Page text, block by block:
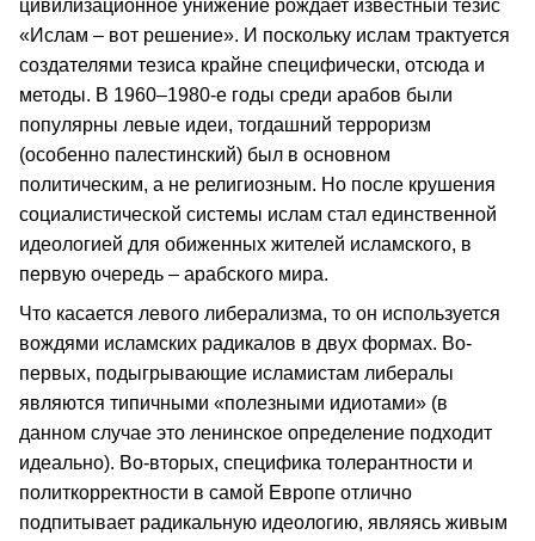
цивилизационное унижение рождает известный тезис
«Ислам – вот решение». И поскольку ислам трактуется
создателями тезиса крайне специфически, отсюда и
методы. В 1960–1980-е годы среди арабов были
популярны левые идеи, тогдашний терроризм
(особенно палестинский) был в основном
политическим, а не религиозным. Но после крушения
социалистической системы ислам стал единственной
идеологией для обиженных жителей исламского, в
первую очередь – арабского мира.
Что касается левого либерализма, то он используется
вождями исламских радикалов в двух формах. Во-
первых, подыгрывающие исламистам либералы
являются типичными «полезными идиотами» (в
данном случае это ленинское определение подходит
идеально). Во-вторых, специфика толерантности и
политкорректности в самой Европе отлично
подпитывает радикальную идеологию, являясь живым